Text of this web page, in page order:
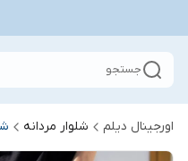
جستجو
اورجینال دیلم شلوار مردانه